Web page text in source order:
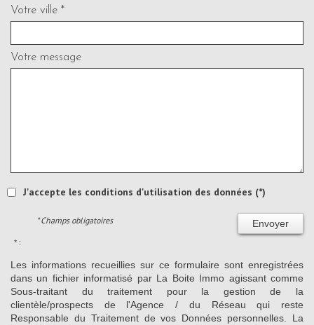
Votre ville *
Votre message
J'accepte les conditions d'utilisation des données (*)
Envoyer
* Champs obligatoires
* :
Les informations recueillies sur ce formulaire sont enregistrées
dans un fichier informatisé par La Boite Immo agissant comme
Sous-traitant du traitement pour la gestion de la
clientèle/prospects de l'Agence / du Réseau qui reste
Responsable du Traitement de vos Données personnelles. La